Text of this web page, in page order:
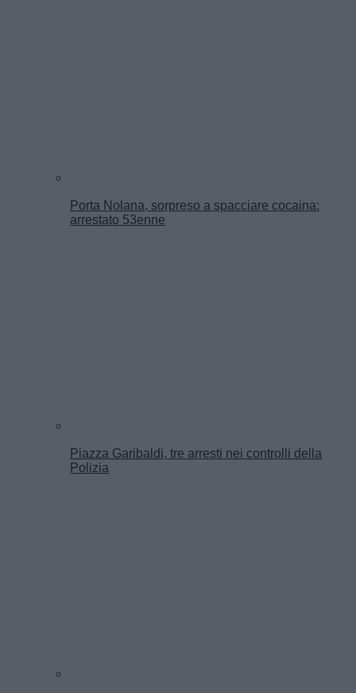
Porta Nolana, sorpreso a spacciare cocaina:
arrestato 53enne
Piazza Garibaldi, tre arresti nei controlli della
Polizia